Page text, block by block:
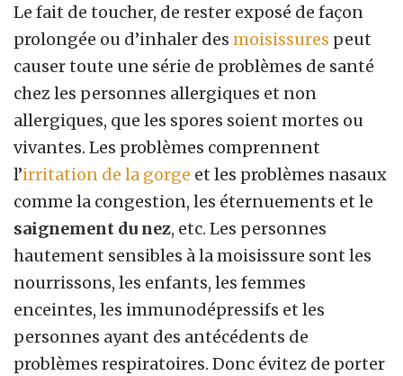
Le fait de toucher, de rester exposé de façon
prolongée ou d’inhaler des moisissures peut
causer toute une série de problèmes de santé
chez les personnes allergiques et non
allergiques, que les spores soient mortes ou
vivantes. Les problèmes comprennent
l’irritation de la gorge et les problèmes nasaux
comme la congestion, les éternuements et le
saignement du nez, etc. Les personnes
hautement sensibles à la moisissure sont les
nourrissons, les enfants, les femmes
enceintes, les immunodépressifs et les
personnes ayant des antécédents de
problèmes respiratoires. Donc évitez de porter